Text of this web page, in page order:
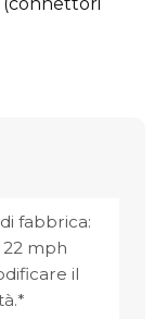
fabbrica:
22 mph
il